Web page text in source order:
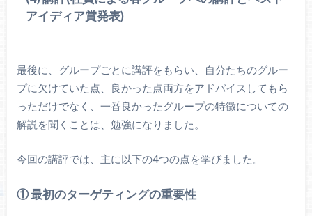
アイディア賞発表)
最後に、グループごとに講評をもらい、自分たちのグルー
プに欠けていた点、良かった点両方をアドバイスしてもら
っただけでなく、一番良かったグループの特徴についての
解説を聞くことは、勉強になりました。
今回の講評では、主に以下の4つの点を学びました。
① 最初のターゲティングの重要性